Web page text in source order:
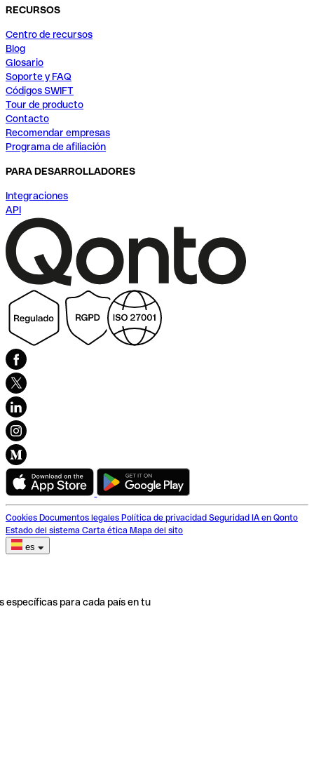
RECURSOS
Centro de recursos
Blog
Glosario
Soporte y FAQ
Códigos SWIFT
Tour de producto
Contacto
Recomendar empresas
Programa de afiliación
PARA DESARROLLADORES
Integraciones
API
Cookies Documentos legales Política de privacidad Seguridad IA en Qonto
Estado del sistema Carta ética Mapa del sito
es
específicas para cada país en tu